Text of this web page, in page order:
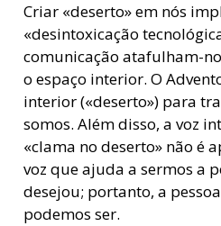
Criar «deserto» em nós
«desintoxicação
comunicação atafulham-
o espaço interior. O
interior («deserto») para
somos. Além disso, a voz
«clama no deserto» não é
voz que ajuda a sermos a
desejou; portanto, a
podemos ser.